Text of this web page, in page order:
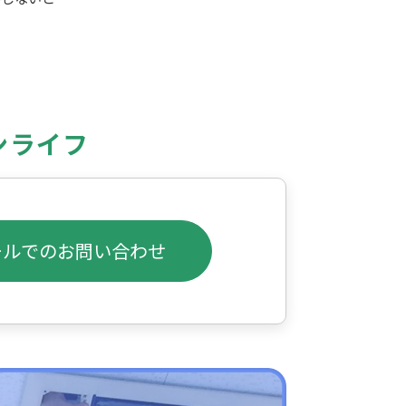
ライフ
でのお問い合わせ